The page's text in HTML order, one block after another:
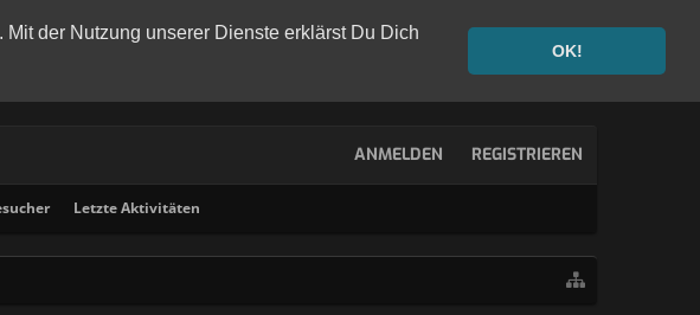
der Nutzung unserer Dienste erklärst Du Dich
OK!
Letzte Aktivitäten
ANMELDEN REGISTRIEREN